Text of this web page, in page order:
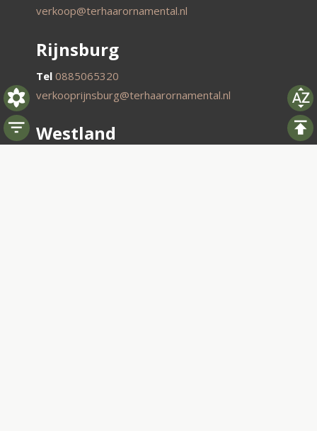
verkoop@terhaarornamental.nl
Rijnsburg
Tel 0885065320
verkooprijnsburg@terhaarornamental.nl
Westland